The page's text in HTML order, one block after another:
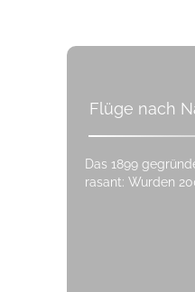
Flüge nach
Das 1899
rasant: Wurden